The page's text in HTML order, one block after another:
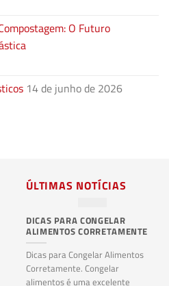
O Futuro
14 de junho de 2026
ÚLTIMAS NOTÍCIAS
DICAS PARA CONGELAR
ALIMENTOS CORRETAMENTE
Dicas para Congelar Alimentos
Corretamente. Congelar
alimentos é uma excelente